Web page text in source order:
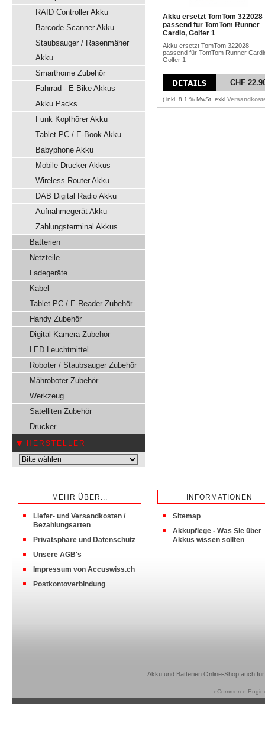
RAID Controller Akku
Barcode-Scanner Akku
Staubsauger / Rasenmäher
Akku
Smarthome Zubehör
Fahrrad - E-Bike Akkus
Akku Packs
Funk Kopfhörer Akku
Tablet PC / E-Book Akku
Babyphone Akku
Mobile Drucker Akkus
Wireless Router Akku
DAB Digital Radio Akku
Aufnahmegerät Akku
Zahlungsterminal Akkus
Batterien
Netzteile
Ladegeräte
Kabel
Tablet PC / E-Reader Zubehör
Handy Zubehör
Digital Kamera Zubehör
LED Leuchtmittel
Roboter / Staubsauger Zubehör
Mähroboter Zubehör
Werkzeug
Satelliten Zubehör
Drucker
HERSTELLER
Akku ersetzt TomTom 322028
passend für TomTom Runner
Cardio, Golfer 1
Akku ersetzt TomTom 322028
passend für TomTom Runner
Golfer 1
CHF
( inkl. 8.1 % MwSt. exkl.
MEHR ÜBER...
Liefer- und Versandkosten /
Bezahlungsarten
Privatsphäre und Datenschutz
Unsere AGB's
Impressum von Accuswiss.ch
Postkontoverbindung
INFORMATIONEN
Sitemap
Akkupflege - Was Sie über
Akkus wissen sollten
Akku und Batterien Online-Shop auch
eCommerce